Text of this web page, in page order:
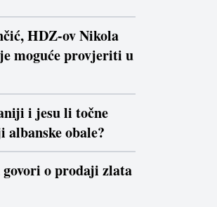
HDZ-ov Nikola
moguće provjeriti u
i jesu li točne
obale?
o prodaji zlata